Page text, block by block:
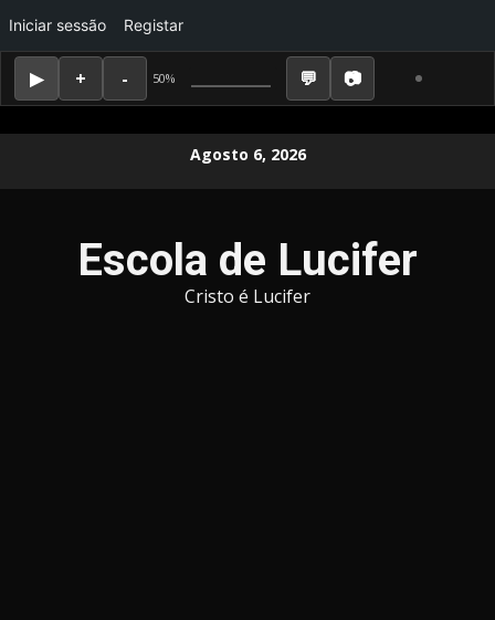
50%
Iniciar sessão Registar
Agosto 6, 2026
Escola de Lucifer
Cristo é Lucifer